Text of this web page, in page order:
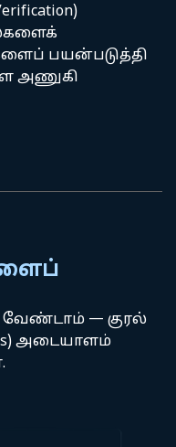
பயன்படுத்தி
அணுகி
வேண்டாம் — குரல்
அடையாளம்